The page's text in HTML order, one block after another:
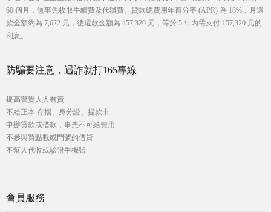
60 個月，無事先收取手續費及代辦費。貸款總費用年百分率 (APR) 為 18%，月還
款金額約為 7,622 元，總還款金額為 457,320 元，等於 5 年內需支付 157,320 元的
利息。
防騙要注意，遇詐就打165專線
提高警覺人人有責
不給正本:存摺、身分證、提款卡
申辦貸款或借款，事先不可給費用
不參與買點數或門號的借貸
不幫人代收或驗證手機號
會員服務